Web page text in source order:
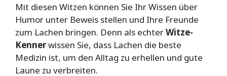
Mit diesen Witzen können Sie Ihr Wissen über
Humor unter Beweis stellen und Ihre Freunde
zum Lachen bringen. Denn als echterWitze-
Kennerwissen Sie, dass Lachen die beste
Medizin ist, um den Alltag zu erhellen und gute
Laune zu verbreiten.